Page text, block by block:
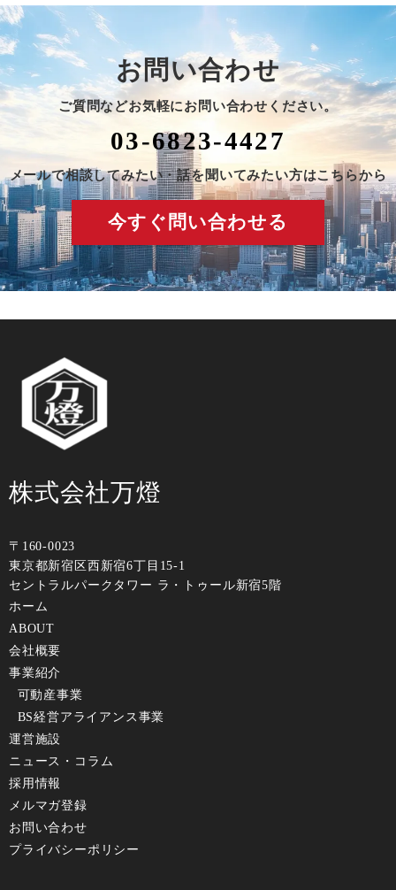
お問い合わせ
ご質問などお気軽にお問い合わせください。
03-6823-4427
メールで相談してみたい・話を聞いてみたい方はこちらから
今すぐ問い合わせる
株式会社万燈
〒160-0023
東京都新宿区⻄新宿6丁⽬15-1
セントラルパークタワー ラ・トゥール新宿5階
ホーム
ABOUT
会社概要
事業紹介
可動産事業
BS経営アライアンス事業
運営施設
ニュース・コラム
採⽤情報
メルマガ登録
お問い合わせ
プライバシーポリシー